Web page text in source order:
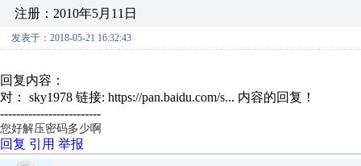
注册：2010年5月11日
发表于：2018-05-21 16:32:43
回复内容：
对： sky1978 链接: https://pan.baidu.com/s... 内容的回复！
-------------------------
您好解压密码多少啊
回复 引用 举报